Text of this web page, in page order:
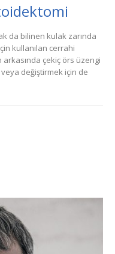
da bilinen kulak zarında
kullanılan cerrahi
çekiç örs üzengi
değiştirmek için de